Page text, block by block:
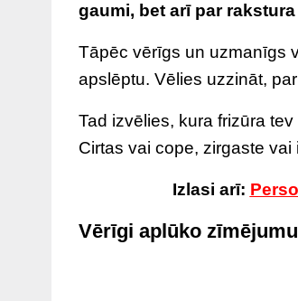
gaumi, bet arī par
Tāpēc vērīgs un uzmanīgs
apslēptu. Vēlies uzzināt,
Tad izvēlies, kura frizūra
Cirtas vai cope, zirgaste
Izlasi arī:
Vērīgi aplūko